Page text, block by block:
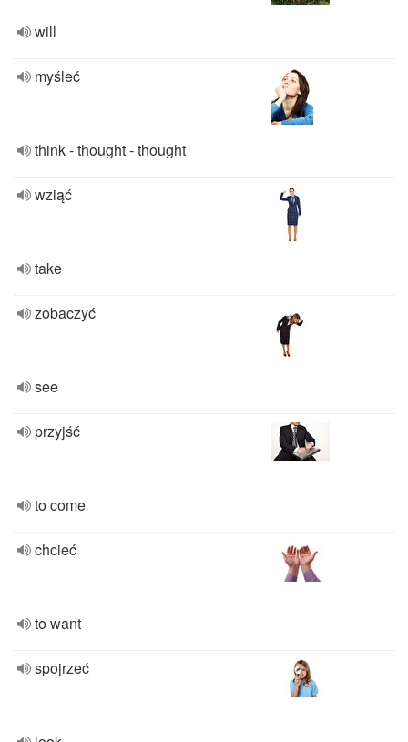
will
myśleć
think - thought - thought
wziąć
take
zobaczyć
see
przyjść
to come
chcieć
to want
spojrzeć